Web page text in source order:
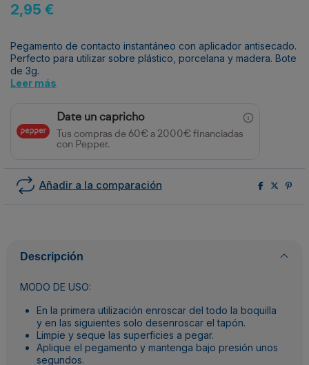
2,95 €
Pegamento de contacto instantáneo con aplicador antisecado.
Perfecto para utilizar sobre plástico, porcelana y madera. Bote
de 3g.
Leer más
Date un capricho
Tus compras de 60€ a 2000€ financiadas
con Pepper.
Añadir a la comparación
Descripción
MODO DE USO:
En la primera utilización enroscar del todo la boquilla
y en las siguientes solo desenroscar el tapón.
Limpie y seque las superficies a pegar.
Aplique el pegamento y mantenga bajo presión unos
segundos.